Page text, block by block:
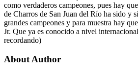
como verdaderos campeones, pues hay
de Charros de San Juan del Río ha sido y
grandes campeones y para muestra hay
Jr. Que ya es conocido a nivel
recordando)
About Author